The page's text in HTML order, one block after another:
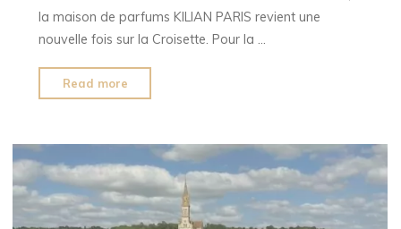
la maison de parfums KILIAN PARIS revient une
nouvelle fois sur la Croisette. Pour la …
Read more
PARIS
son
grand
retour
au